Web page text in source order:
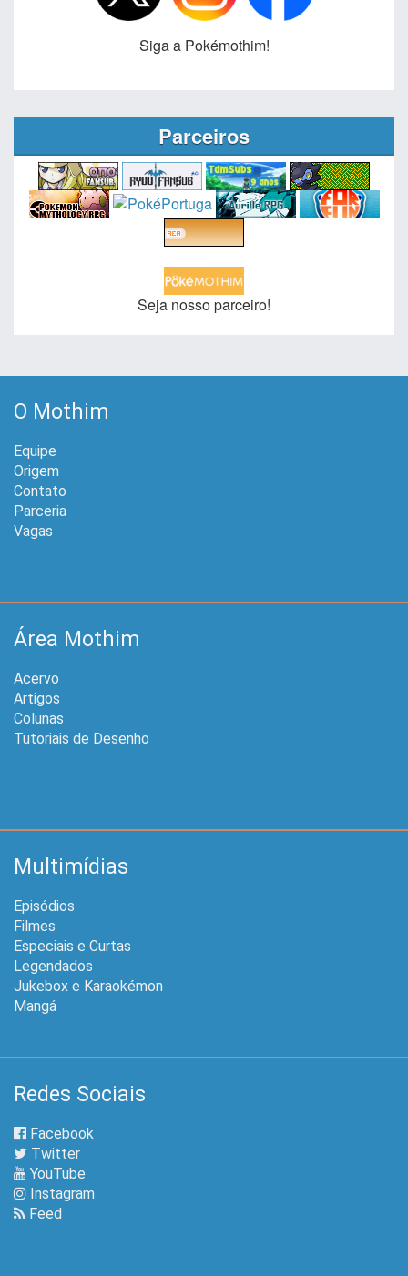
Siga a Pokémothim!
Parceiros
Seja nosso parceiro!
O Mothim
Equipe
Origem
Contato
Parceria
Vagas
Área Mothim
Acervo
Artigos
Colunas
Tutoriais de Desenho
Multimídias
Episódios
Filmes
Especiais e Curtas
Legendados
Jukebox e Karaokémon
Mangá
Redes Sociais
Facebook
Twitter
YouTube
Instagram
Feed